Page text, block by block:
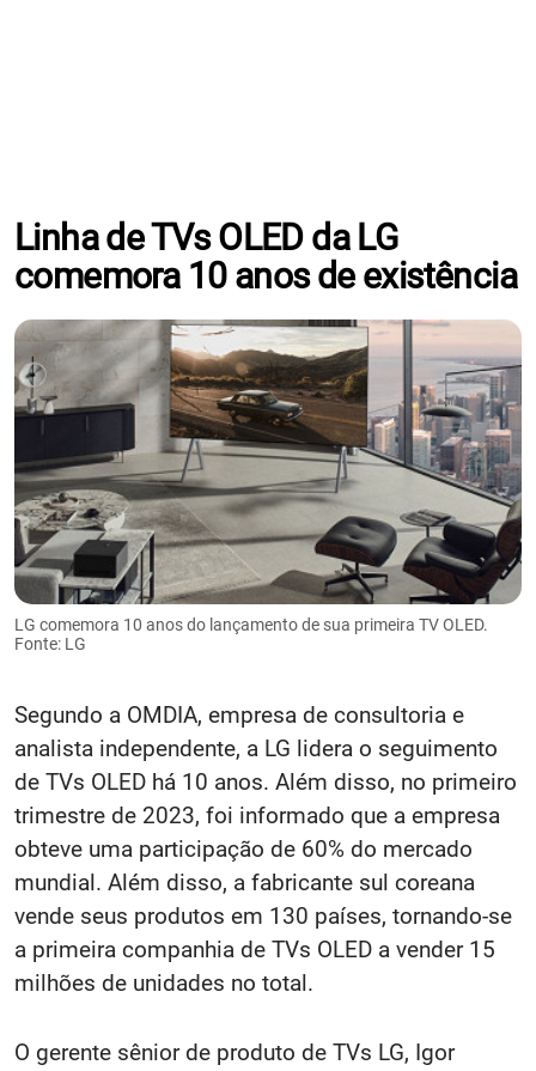
Linha de TVs OLED da LG
comemora 10 anos de existência
LG comemora 10 anos do lançamento de sua primeira TV OLED.
Fonte: LG
Segundo a OMDIA, empresa de consultoria e
analista independente, a LG lidera o seguimento
de TVs OLED há 10 anos. Além disso, no primeiro
trimestre de 2023, foi informado que a empresa
obteve uma participação de 60% do mercado
mundial. Além disso, a fabricante sul coreana
vende seus produtos em 130 países, tornando-se
a primeira companhia de TVs OLED a vender 15
milhões de unidades no total.
O gerente sênior de produto de TVs LG, Igor